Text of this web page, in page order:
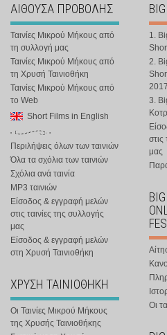
ΑΙΘΟΥΣΑ ΠΡΟΒΟΛΗΣ
Ταινίες Μικρού Μήκους από
τη συλλογή μας
Ταινίες Μικρού Μήκους από
τη Χρυσή Ταινιοθήκη
Ταινίες Μικρού Μήκους από
το Web
Short Films in English
Περιλήψεις όλων των ταινιών
Όλα τα σχόλια των ταινιών
Σχόλια ανά ταινία
MP3 ταινιών
Είσοδος & εγγραφή μελών
στις ταινίες της συλλογής
μας
Είσοδος & εγγραφή μελών
στη Χρυσή Ταινιοθήκη
ΧΡΥΣΗ ΤΑΙΝΙΟΘΗΚΗ
Οι Ταινίες Μικρού Μήκους
της Χρυσής Ταινιοθήκης
1.
2.
3.
στις
μας
Οι